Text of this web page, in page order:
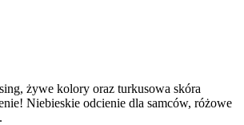
żywe kolory oraz turkusowa skóra
Niebieskie odcienie dla samców, różowe